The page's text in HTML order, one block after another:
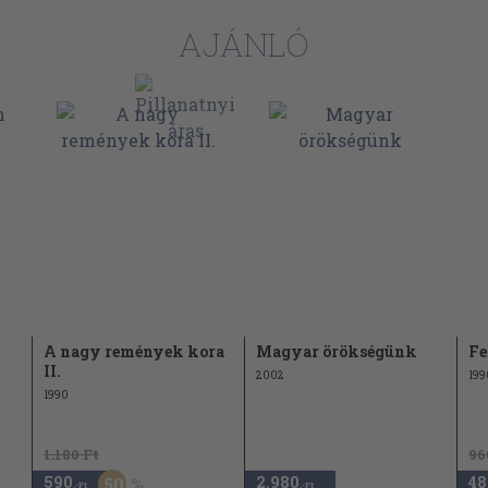
AJÁNLÓ
A nagy remények kora
II.
1990
1.180 Ft
590 ,-Ft
Magyar örökségünk
2002
2.980 ,-Ft